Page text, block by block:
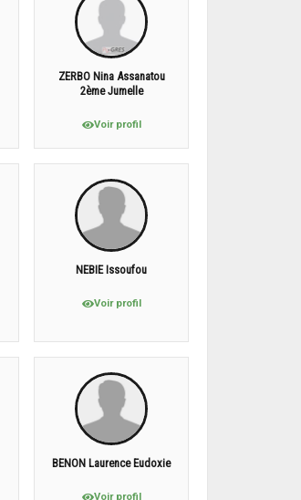
ZERBO Nina Assanatou
2ème Jumelle
Voir profil
NEBIE Issoufou
Voir profil
BENON Laurence Eudoxie
Voir profil